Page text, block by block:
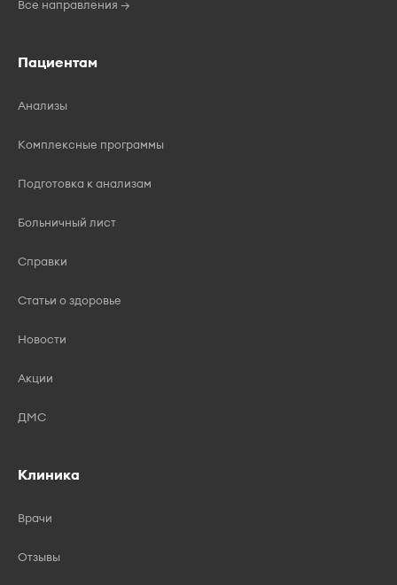
Все направления →
Пациентам
Анализы
Комплексные программы
Подготовка к анализам
Больничный лист
Справки
Статьи о здоровье
Новости
Акции
ДМС
Клиника
Врачи
Отзывы